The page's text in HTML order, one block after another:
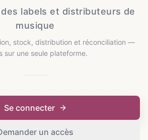
labels et distributeurs de
musique
stock, distribution et réconciliation —
sur une seule plateforme.
Se connecter
un accès